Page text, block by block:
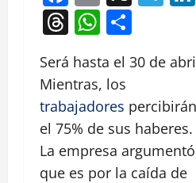
Threads
Será hasta el 30 de
Mientras, los
trabajadores percibirán
el 75% de sus haberes.
La empresa argumentó
que es por la caída de